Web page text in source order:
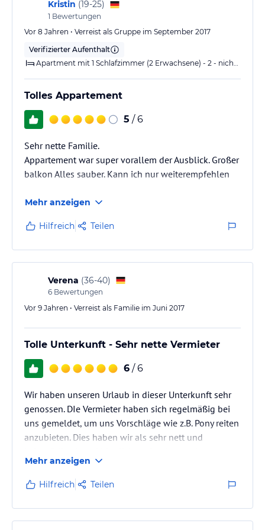
verbindlichenAngebotsdetails
Kristin (19-25)
1 Bewertungen
Vor 8 Jahren • Verreist als Gruppe im September 2017
Verifizierter Aufenthalt
Tolles Appartement
5 / 6
Sehr nette Familie.
Appartement war super vorallem der Ausblick. Großer
balkon Alles sauber. Kann ich nur weiterempfehlen
Mehr anzeigen
Hilfreich Teilen
Verena (36-40)
6 Bewertungen
Vor 9 Jahren • Verreist als Familie im Juni 2017
Tolle Unterkunft - Sehr nette Vermieter
6 / 6
Wir haben unseren Urlaub in dieser Unterkunft sehr
genossen. DIe Vermieter haben sich regelmäßig bei
uns gemeldet, um uns Vorschläge wie z.B. Pony reiten
anzubieten. Dies haben wir als sehr nett und
war man um unser Wohl sehr bemüht.
Wir werden auf jeden Fall wiederkommen. Tolles
Preis-Leistungs-Verhältnis.
Mehr anzeigen
Hilfreich Teilen